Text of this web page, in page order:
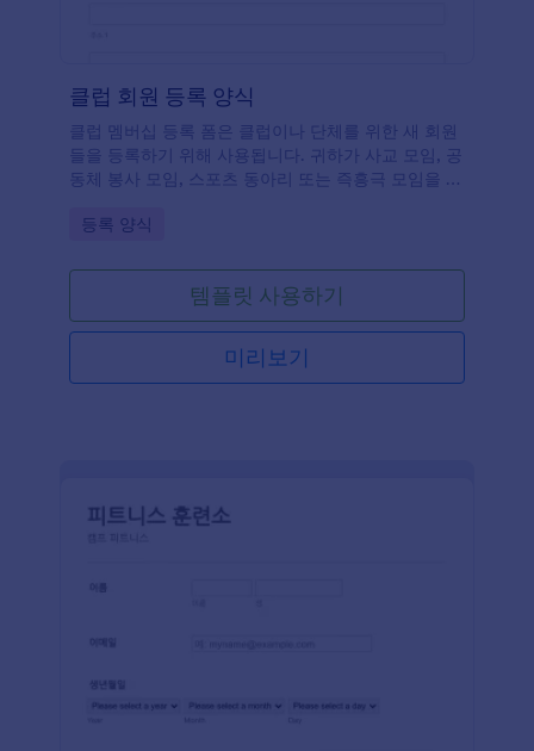
클럽 회원 등록 양식
클럽 멤버십 등록 폼은 클럽이나 단체를 위한 새 회원
들을 등록하기 위해 사용됩니다. 귀하가 사교 모임, 공
동체 봉사 모임, 스포츠 동아리 또는 즉흥극 모임을 위
버십 등록 폼은 등록 과정들을 신속하게 하고 가입을
에 맞도록 맞춤 설정하고 온라인에 게시하면 얼마 지
나지 않아 새 회원들을 모집하고 있을 것입니다! 등록
폼들은 귀하의 안전한 계정으로 전송되며 어떤 기기에
서도 귀하와 동료들이 쉽게 접근할 수 있습니다.
Go to Category:
등록 양식
템플릿 사용하기
미리보기